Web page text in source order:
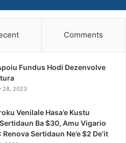
Comments
Fundus Hodi Dezenvolve
28, 2023
Venilale Hasa’e Kustu
Ba $30, Amu Vigario
Renova Sertidaun Ne’e $2 De’it